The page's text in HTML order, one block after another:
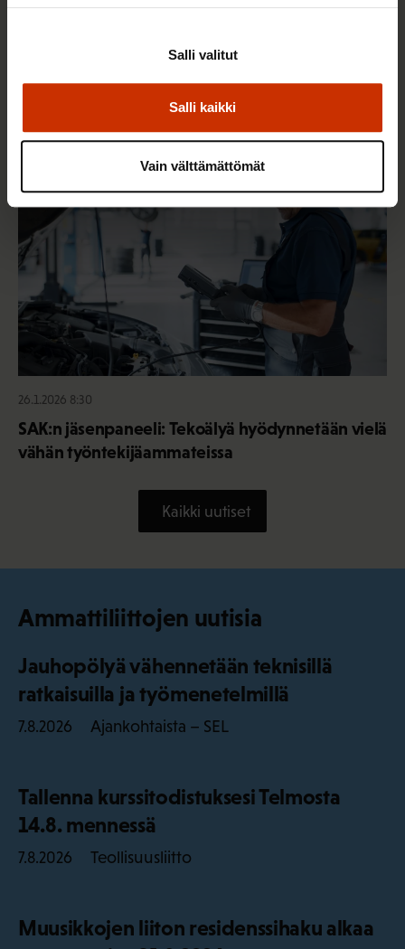
Salli kaikki
Salli valitut
Vain välttämättömät
Vuoden 2025 esimerkilliset työnantajat ovat tässä
TERVE JA HYVÄ TYÖELÄMÄ
26.1.2026 8:30
SAK:n jäsenpaneeli: Tekoälyä hyödynnetään vielä
vähän työntekijäammateissa
Kaikki uutiset
Ammattiliittojen uutisia
Jauhopölyä vähennetään teknisillä
ratkaisuilla ja työmenetelmillä
7.8.2026 Ajankohtaista – SEL
Tallenna kurssitodistuksesi Telmosta
14.8. mennessä
7.8.2026 Teollisuusliitto
Muusikkojen liiton residenssihaku alkaa